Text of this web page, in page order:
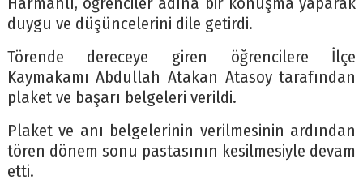
duygu ve düşüncelerini dile getirdi.
Törende dereceye giren öğrencilere İlçe
Kaymakamı Abdullah Atakan Atasoy tarafından
plaket ve başarı belgeleri verildi.
Plaket ve anı belgelerinin verilmesinin ardından
tören dönem sonu pastasının kesilmesiyle devam
etti.